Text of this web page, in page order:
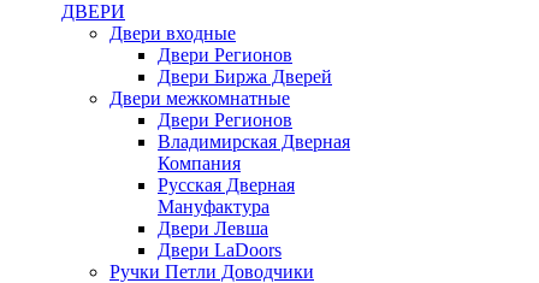
ДВЕРИ
Двери входные
Двери Регионов
Двери Биржа Дверей
Двери межкомнатные
Двери Регионов
Владимирская Дверная
Компания
Русская Дверная
Мануфактура
Двери Левша
Двери LaDoors
Ручки Петли Доводчики